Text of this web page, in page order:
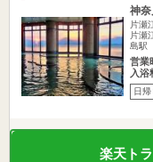
神
片瀬
片瀬
島駅
営業
入浴
日帰
楽天ト